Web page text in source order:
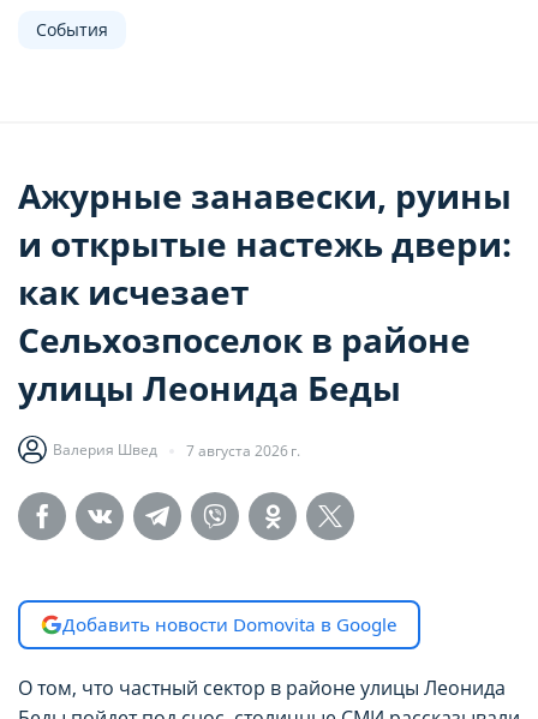
События
Ажурные занавески, руины
и открытые настежь двери:
как исчезает
Сельхозпоселок в районе
улицы Леонида Беды
Валерия Швед 7 августа 2026 г.
Добавить новости Domovita в Google
О том, что частный сектор в районе улицы Леонида